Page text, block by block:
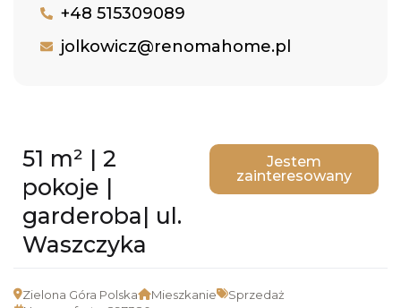
+48 515309089
jolkowicz@renomahome.pl
51 m² | 2
pokoje |
garderoba| ul.
Waszczyka
Jestem
zainteresowany
Zielona Góra Polska Mieszkanie
Sprzedaż